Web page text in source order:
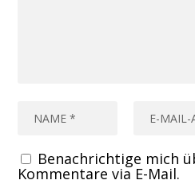
Benachrichtige mich
Kommentare via E-Mail.